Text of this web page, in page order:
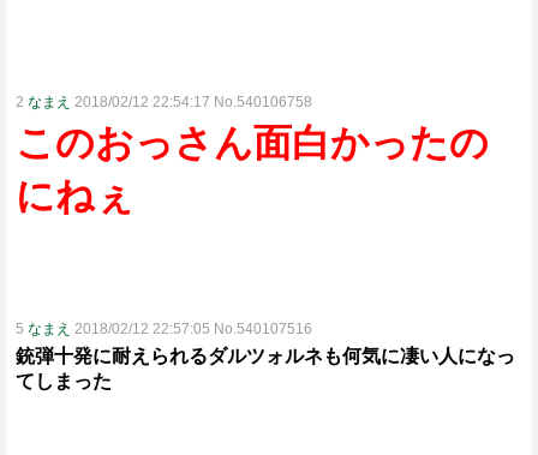
2 なまえ 2018/02/12 22:54:17 No.540106758
このおっさん面白かったの
にねぇ
5 なまえ 2018/02/12 22:57:05 No.540107516
銃弾十発に耐えられるダルツォルネも何気に凄い人になっ
てしまった